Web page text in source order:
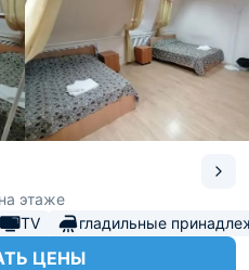
этаже
TV гладильные
ЦЕНЫ